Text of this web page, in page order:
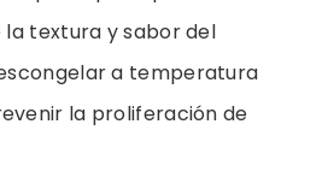
textura y sabor del
a temperatura
la proliferación de